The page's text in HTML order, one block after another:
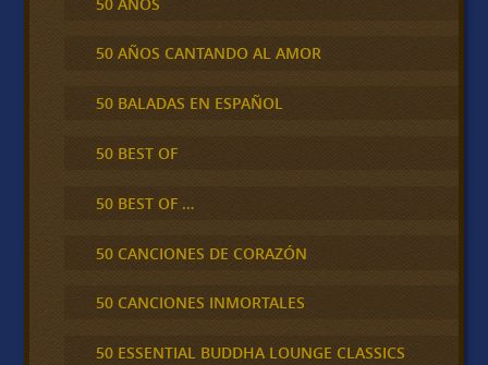
50 AÑOS CANTANDO AL AMOR
50 BALADAS EN ESPAÑOL
50 BEST OF
50 BEST OF …
50 CANCIONES DE CORAZÓN
50 CANCIONES INMORTALES
50 ESSENTIAL BUDDHA LOUNGE CLASSICS